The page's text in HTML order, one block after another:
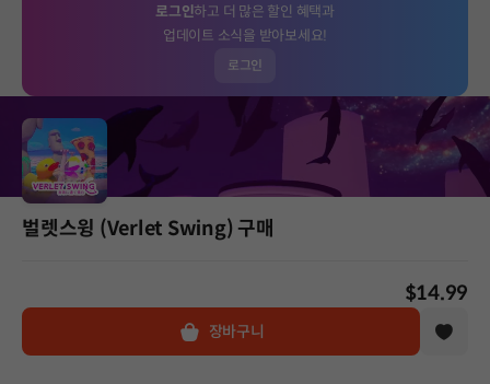
로그인하고 더 많은 할인 혜택과
업데이트 소식을 받아보세요!
로그인
벌렛스윙 (Verlet Swing) 구매
$14.99
장바구니